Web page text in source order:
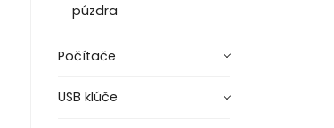
púzdra
Počítače
USB klúče